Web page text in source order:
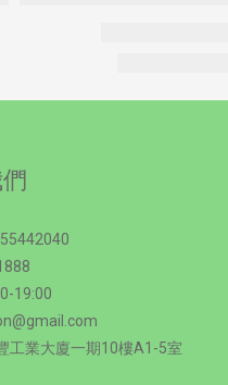
19:00
工業大廈一期10樓A1-5室